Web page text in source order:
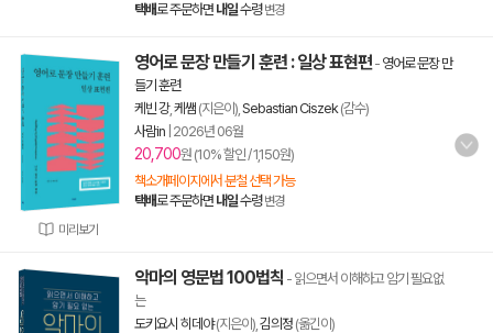
택배로 주문하면 내일수령 변경
미리보기
영어로 문장 만들기 훈련 : 일상 표현편 - 영어로 문장 만
들기 훈련
케빈 강, 케쌤 (지은이), Sebastian Ciszek(감수)
사람in 2026년 06월
20,700원 (10% 할인 / 1,150원)
책소개페이지에서 분철 선택 가능
택배로 주문하면 내일수령 변경
악마의 영문법 100법칙 - 읽으면서 이해하고 암기 필요없
는
도키요시 히데야(지은이), 김의정 (옮긴이)